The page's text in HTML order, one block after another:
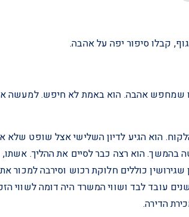
קבלו סיפור יפה על אהבה.
מישהו שמחפש אהבה. הוא באמת לא חיפש.
הוא הגיע לדיון השלישי אצל שופט שלא
בהמשך. הוא רצה כבר לסיים את ההליך.
כוללים חלוקת רכוש וסירבה למכור
עובד לבד ושווי המשרד היה דומה לשווי
הדירה.